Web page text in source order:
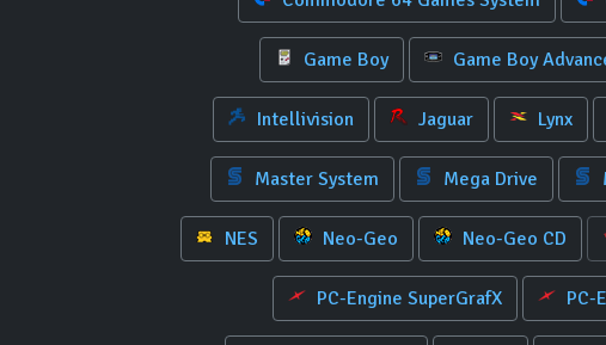
Game Boy Game Boy
Intellivision Jaguar Lynx
Master System Mega Drive
NES Neo-Geo Neo-Geo CD
PC-Engine SuperGrafX PC-